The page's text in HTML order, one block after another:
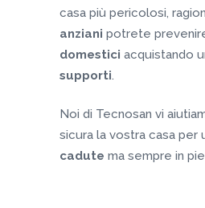
casa più pericolosi,
anziani potrete
domestici acquistando
supporti.
Noi di Tecnosan vi
sicura la vostra casa per
cadute ma sempre in